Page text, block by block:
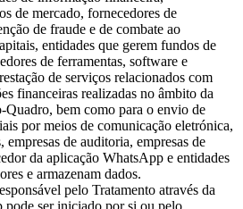
de mercado, fornecedores de
de fraude e de combate ao
entidades que gerem fundos de
de ferramentas, software e
de serviços relacionados com
financeiras realizadas no âmbito da
Quadro, bem como para o envio de
por meios de comunicação eletrónica,
de auditoria, empresas de
da aplicação WhatsApp e entidades
e armazenam dados.
pelo Tratamento através da
pode ser iniciado por si ou pelo